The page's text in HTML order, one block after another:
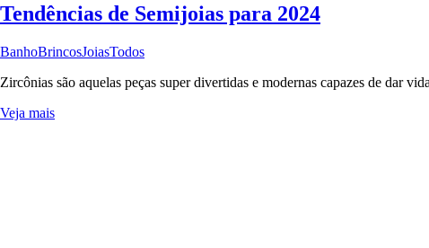
Tendências de Semijoias para 2024
BanhoBrincosJoiasTodos
Zircônias são aquelas peças super divertidas e modernas capazes de dar
Veja mais